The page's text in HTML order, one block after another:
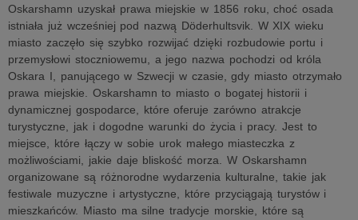
Oskarshamn uzyskał prawa miejskie w 1856 roku, choć osada
istniała już wcześniej pod nazwą Döderhultsvik. W XIX wieku
miasto zaczęło się szybko rozwijać dzięki rozbudowie portu i
przemysłowi stoczniowemu, a jego nazwa pochodzi od króla
Oskara I, panującego w Szwecji w czasie, gdy miasto otrzymało
prawa miejskie. Oskarshamn to miasto o bogatej historii i
dynamicznej gospodarce, które oferuje zarówno atrakcje
turystyczne, jak i dogodne warunki do życia i pracy. Jest to
miejsce, które łączy w sobie urok małego miasteczka z
możliwościami, jakie daje bliskość morza. W Oskarshamn
organizowane są różnorodne wydarzenia kulturalne, takie jak
festiwale muzyczne i artystyczne, które przyciągają turystów i
mieszkańców. Miasto ma silne tradycje morskie, które są